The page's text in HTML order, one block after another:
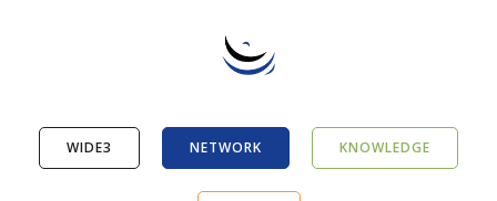
WIDE3 NETWORK KNOWLEDGE